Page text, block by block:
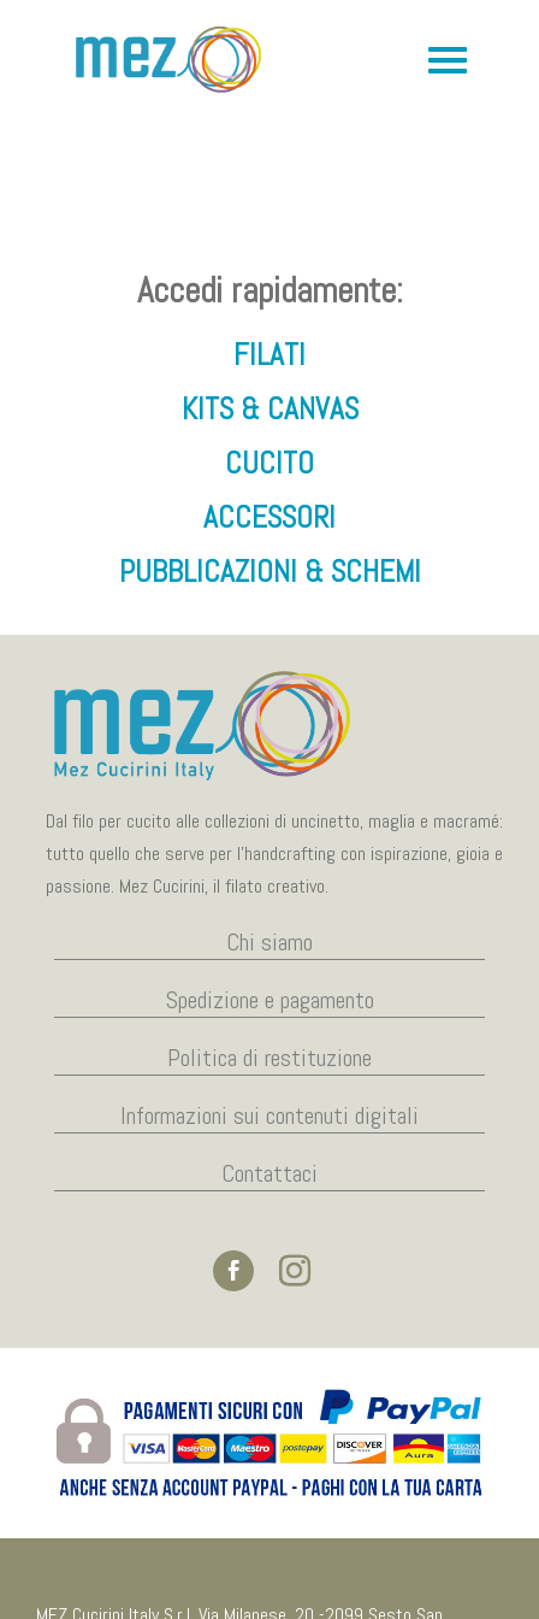
Accedi rapidamente:
FILATI
KITS & CANVAS
CUCITO
ACCESSORI
PUBBLICAZIONI & SCHEMI
Dal filo per cucito alle collezioni di uncinetto, maglia e macramé:
tutto quello che serve per l’handcrafting con ispirazione, gioia e
passione. Mez Cucirini, il filato creativo.
Chi siamo
Spedizione e pagamento
Politica di restituzione
Informazioni sui contenuti digitali
Contattaci